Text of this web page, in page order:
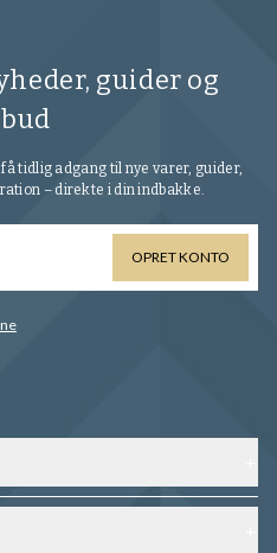
guider og
tidlig adgang til nye varer, guider,
– direkte i din indbakke.
OPRET KONTO